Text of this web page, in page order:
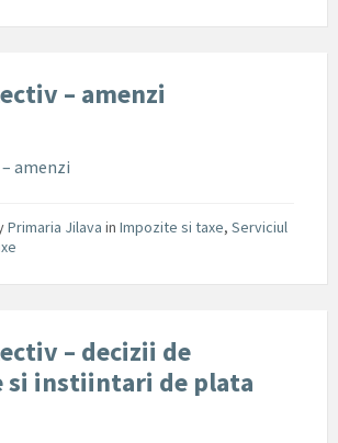
– amenzi
amenzi
Primaria Jilava in Impozite si taxe, Serviciul
– decizii de
si instiintari de plata